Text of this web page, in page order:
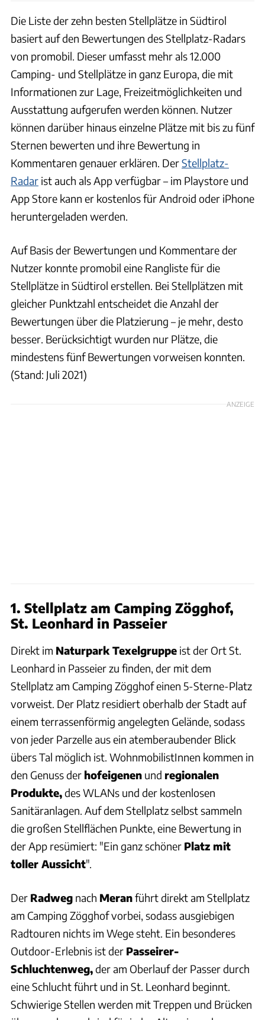
Die Liste der zehn besten Stellplätze in Südtirol
basiert auf den Bewertungen des Stellplatz-Radars
von promobil. Dieser umfasst mehr als 12.000
Camping- und Stellplätze in ganz Europa, die mit
Informationen zur Lage, Freizeitmöglichkeiten und
Ausstattung aufgerufen werden können. Nutzer
können darüber hinaus einzelne Plätze mit bis zu fünf
Sternen bewerten und ihre Bewertung in
Kommentaren genauer erklären. DerStellplatz-
Radar ist auch als App verfügbar – im Playstore und
App Store kann er kostenlos für Android oder iPhone
heruntergeladen werden.
Auf Basis der Bewertungen und Kommentare der
Nutzer konnte promobil eine Rangliste für die
Stellplätze in Südtirol erstellen. Bei Stellplätzen mit
gleicher Punktzahl entscheidet die Anzahl der
Bewertungen über die Platzierung – je mehr, desto
besser. Berücksichtigt wurden nur Plätze, die
mindestens fünf Bewertungen vorweisen konnten.
(Stand: Juli 2021)
ANZEIGE
1. Stellplatz am Camping Zögghof,
St. Leonhard in Passeier
Direkt im Naturpark Texelgruppe ist der Ort St.
Leonhard in Passeier zu finden, der mit dem
Stellplatz am Camping Zögghof einen 5-Sterne-Platz
vorweist. Der Platz residiert oberhalb der Stadt auf
einem terrassenförmig angelegten Gelände, sodass
von jeder Parzelle aus ein atemberaubender Blick
übers Tal möglich ist. WohnmobilistInnen kommen in
den Genuss der hofeigenen und regionalen
Produkte,des WLANs und der kostenlosen
Sanitäranlagen. Auf dem Stellplatz selbst sammeln
die großen Stellflächen Punkte, eine Bewertung in
der App resümiert: "Ein ganz schöner Platz mit
toller Aussicht".
Der Radweg nach Meranführt direkt am Stellplatz
am Camping Zögghof vorbei, sodass ausgiebigen
Radtouren nichts im Wege steht. Ein besonderes
Outdoor-Erlebnis ist der Passeirer-
Schluchtenweg,der am Oberlauf der Passer durch
eine Schlucht führt und in St. Leonhard beginnt.
Schwierige Stellen werden mit Treppen und Brücken